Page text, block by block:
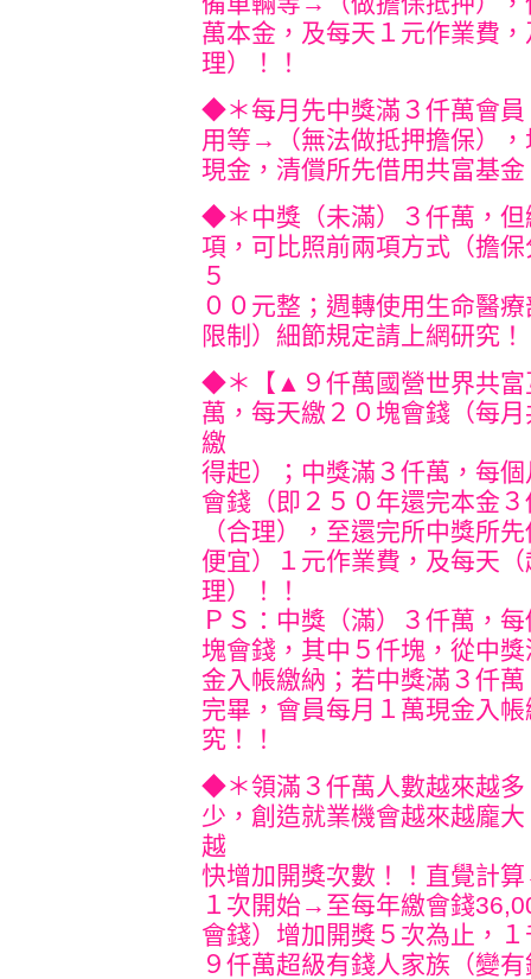
萬本金，及每天１元作業費
理）！！
◆＊每月先中獎滿３仟萬會
用等→（無法做抵押擔保）
現金，清償所先借用共富基
◆＊中獎（未滿）３仟萬，
項，可比照前兩項方式（擔
５
００元整；週轉使用生命醫
限制）細節規定請上網
◆＊【▲９仟萬國營世界共
萬，每天繳２０塊會錢（每
繳
得起）；中獎滿３仟萬，每
會錢（即２５０年還完本金
（合理），至還完所中獎所
便宜）１元作業費，及每天
理）！！
ＰＳ：中獎（滿）３仟萬，
塊會錢，其中５仟塊，從中
金入帳繳納；若中獎滿３仟
完畢，會員每月１萬現金入
究！！
◆＊領滿３仟萬人數越來越
少，創造就業機會越來越龐
越
快增加開獎次數！！直覺計
１次開始→至每年繳會錢
會錢）增加開獎５次為止，
９仟萬超級有錢人家族（變